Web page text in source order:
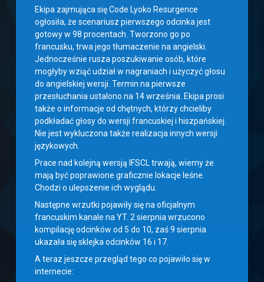
Ekipa zajmująca się Code Lyoko Resurgence
ogłosiła, że scenariusz pierwszego odcinka jest
gotowy w 98 procentach. Tworzono go po
francusku, trwa jego tłumaczenie na angielski.
Jednocześnie rusza poszukiwanie osób, które
mogłyby wziąć udział w nagraniach i użyczyć głosu
do angielskiej wersji. Termin na pierwsze
przesłuchania ustalono na 14 września. Ekipa prosi
także o informacje od chętnych, którzy chcieliby
podkładać głosy do wersji francuskiej i hiszpańskiej.
Nie jest wykluczona także realizacja innych wersji
językowych.
Prace nad kolejną wersją IFSCL trwają, wiemy że
mają być poprawione graficznie lokacje leśne.
Chodzi o ulepszenie ich wyglądu.
Następne wrzutki pojawiły się na oficjalnym
francuskim kanale na YT. 2 sierpnia wrzucono
kompilację odcinków od 5 do 10, zaś 9 sierpnia
ukazała się sklejka odcinków 16 i 17.
A teraz jeszcze przegląd tego co pojawiło się w
internecie: